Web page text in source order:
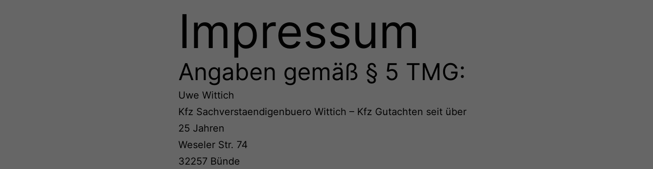
Impressum
Angaben gemäß § 5 TMG:
Uwe Wittich
Kfz Sachverstaendigenbuero Wittich – Kfz Gutachten seit über
25 Jahren
Weseler Str. 74
32257 Bünde